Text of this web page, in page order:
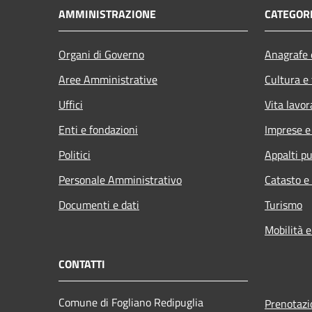
AMMINISTRAZIONE
Organi di Governo
Aree Amministrative
Uffici
Enti e fondazioni
Politici
Personale Amministrativo
Documenti e dati
Cultura
Vita
Imprese
Appalti
Catasto
Turismo
Mobilità
CONTATTI
Comune di Fogliano Redipuglia